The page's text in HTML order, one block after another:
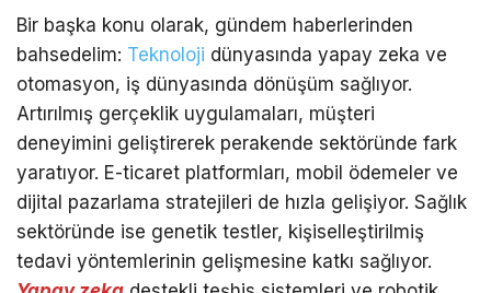
Bir başka konu olarak, gündem haberlerinden
bahsedelim: Teknoloji dünyasında yapay zeka ve
otomasyon, iş dünyasında dönüşüm sağlıyor.
Artırılmış gerçeklik uygulamaları, müşteri
deneyimini geliştirerek perakende sektöründe fark
yaratıyor. E-ticaret platformları, mobil ödemeler ve
dijital pazarlama stratejileri de hızla gelişiyor. Sağlık
sektöründe ise genetik testler, kişiselleştirilmiş
tedavi yöntemlerinin gelişmesine katkı sağlıyor.